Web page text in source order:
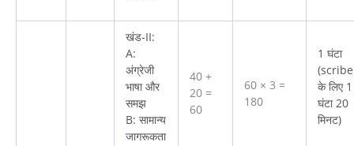
खंड-II:
A:
अंग्रेजी
भाषा और
समझ
B: सामान्य
जागरूकता
40 +
20 =
60
60 × 3 =
180
1 घंटा
(scribe
के लिए 1
घंटा 20
मिनट)